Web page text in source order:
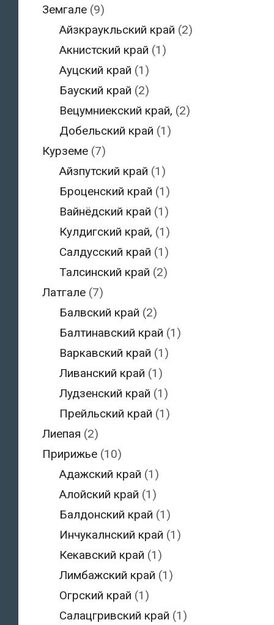
Земгале(9)
Айзкраукльский край (2)
Акнистский край (1)
Ауцский край (1)
Бауский край (2)
Вецумниекский край, (2)
Добельский край (1)
Курземе(7)
Айзпутский край (1)
Броценский край (1)
Вайнёдский край (1)
Кулдигский край, (1)
Салдусский край (1)
Талсинский край (2)
Латгале(7)
Балвский край (2)
Балтинавский край (1)
Варкавский край (1)
Ливанский край (1)
Лудзенский край (1)
Прейльский край (1)
Лиепая (2)
Пририжье(10)
Адажский край (1)
Алойский край (1)
Балдонский край (1)
Инчукалнский край (1)
Кекавский край (1)
Лимбажский край (1)
Огрский край (1)
Салацгривский край (1)